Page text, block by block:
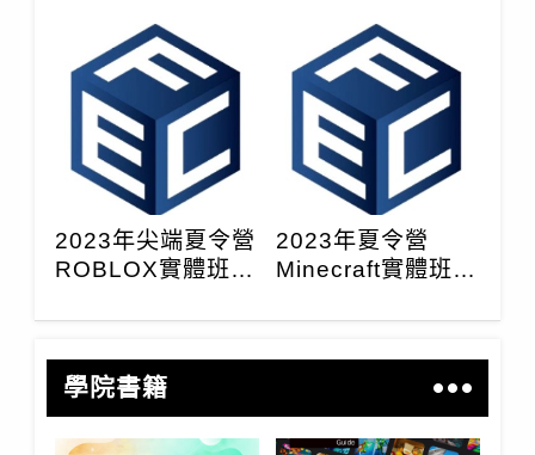
2023年尖端夏令營
ROBLOX實體班課
2023年夏令營
Minecraft實體班課
學院書籍